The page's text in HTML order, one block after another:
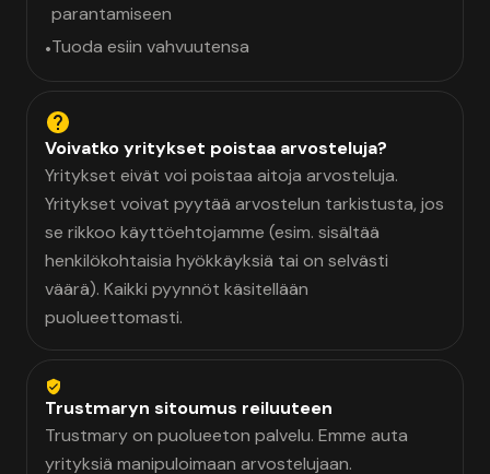
parantamiseen
•Tuoda esiin vahvuutensa
Voivatko yritykset poistaa arvosteluja?
Yritykset eivät voi poistaa aitoja arvosteluja.
Yritykset voivat pyytää arvostelun tarkistusta, jos
se rikkoo käyttöehtojamme (esim. sisältää
henkilökohtaisia hyökkäyksiä tai on selvästi
väärä). Kaikki pyynnöt käsitellään
puolueettomasti.
Trustmaryn sitoumus reiluuteen
Trustmary on puolueeton palvelu. Emme auta
yrityksiä manipuloimaan arvostelujaan.